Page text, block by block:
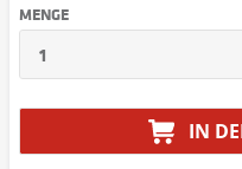
MENGE
IN